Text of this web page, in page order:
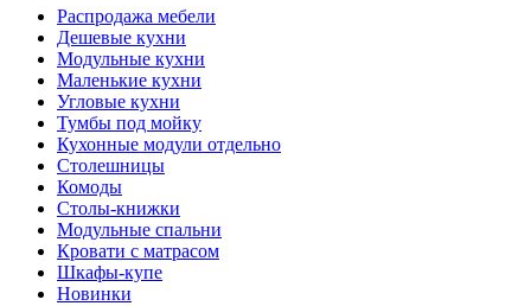
Распродажа мебели
Дешевые кухни
Модульные кухни
Маленькие кухни
Угловые кухни
Тумбы под мойку
Кухонные модули отдельно
Столешницы
Комоды
Столы-книжки
Модульные спальни
Кровати с матрасом
Шкафы-купе
Новинки